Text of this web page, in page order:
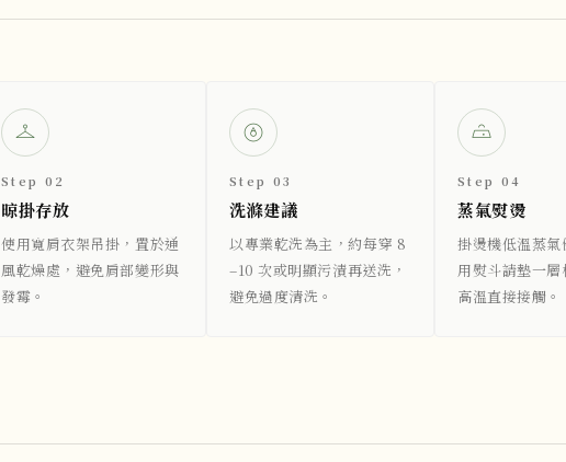
Step 02
晾掛存放
使用寬肩衣架吊掛，置於通
風乾燥處，避免肩部變形與
發霉。
Step 03
洗滌建議
以專業乾洗為主，約每穿 8
–10 次或明顯污漬再送洗，
避免過度清洗。
Step 04
蒸氣熨燙
掛燙機低溫蒸
用熨斗請墊一
高溫直接接觸。